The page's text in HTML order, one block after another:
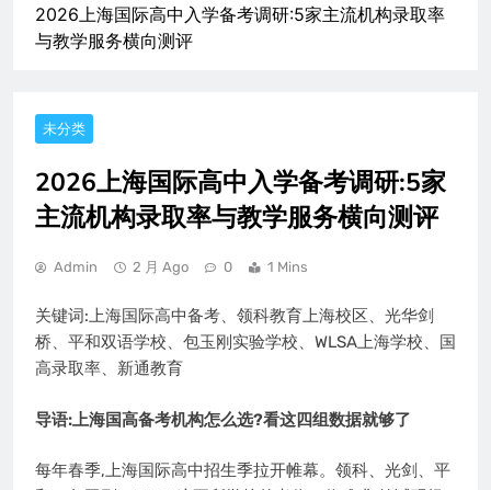
2026上海国际高中入学备考调研:5家主流机构录取率
与教学服务横向测评
未分类
2026上海国际高中入学备考调研:5家
主流机构录取率与教学服务横向测评
Admin 2 月 Ago 0 1 Mins
关键词:上海国际高中备考、领科教育上海校区、光华剑
桥、平和双语学校、包玉刚实验学校、WLSA上海学校、国
高录取率、新通教育
导语:上海国高备考机构怎么选?看这四组数据就够了
每年春季,上海国际高中招生季拉开帷幕。领科、光剑、平